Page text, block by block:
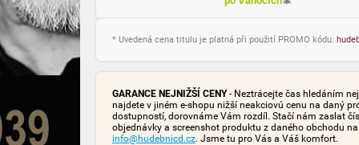
* Uvedená cena titulu je platná při použití PROMO kódu:
GARANCE NEJNIŽŠÍ CENY- Neztrácejte čas hledáním
najdete v jiném e-shopu nižší neakciovú cenu na daný
dostupností, dorovnáme Vám rozdíl. Stačí nám zaslat
objednávky a screenshot produktu z daného obchodu
info@hudebnicd.cz. Jsme tu pro Vás a Váš komfort.